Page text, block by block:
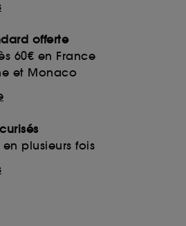
offerte
60€ en France
et Monaco
plusieurs fois